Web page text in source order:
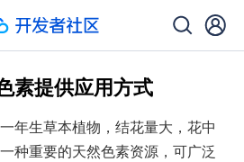
素提供应用方式
年生草本植物，结花量大，花中
种重要的天然色素资源，可广泛